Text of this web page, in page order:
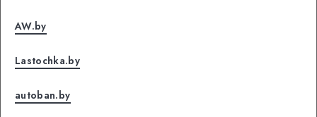
AW.by
Lastochka.by
autoban.by